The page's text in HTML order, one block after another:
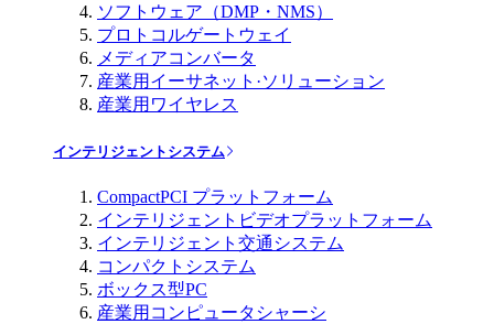
ソフトウェア（DMP・NMS）
プロトコルゲートウェイ
メディアコンバータ
産業用イーサネット·ソリューション
産業用ワイヤレス
インテリジェントシステム
CompactPCI プラットフォーム
インテリジェントビデオプラットフォーム
インテリジェント交通システム
コンパクトシステム
ボックス型PC
産業用コンピュータシャーシ